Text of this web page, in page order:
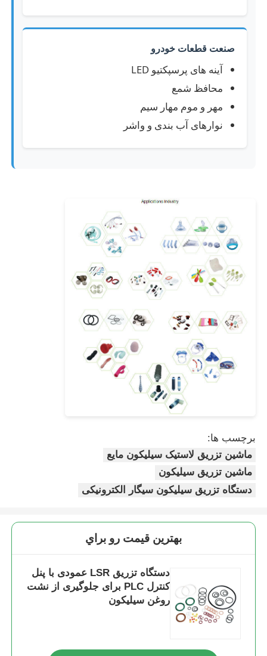
صنعت قطعات خودرو
آینه های پرسپکتیو LED
محافظ شمع
مهر و موم مهار سیم
نوارهای آب بندی و واشر
برچسب ها:
ماشین تزریق لاستیک سیلیکون مایع
ماشین تزریق سیلیکون
دستگاه تزریق سیلیکون سیگار الکترونیکی
بهترين قيمت رو براي
دستگاه تزریق LSR عمودی با پنل
کنترل PLC برای جلوگیری از نشت
روغن سیلیکون